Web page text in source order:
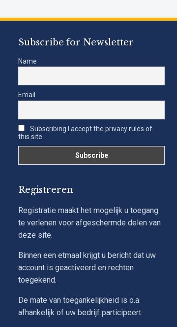
Subscribe for Newsletter
Name
Email
Subscribing I accept the privacy rules of
this site
Registreren
Registratie maakt het mogelijk u toegang
te verlenen voor afgeschermde delen van
deze site.
Binnen een etmaal krijgt u bericht dat uw
account is geactiveerd en rechten
toegekend.
De mate van toegankelijkheid is o.a.
afhankelijk of uw bedrijf participeert.